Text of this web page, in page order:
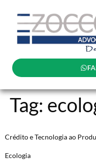
Tag:
Crédito e Tecnologia ao
Ecologia